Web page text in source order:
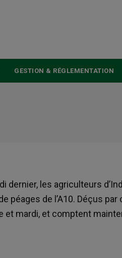
GESTION & RÉGLEMENTATION
dernier, les agriculteurs
péages de l’A10. Déçus par
et mardi, et comptent